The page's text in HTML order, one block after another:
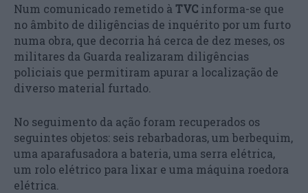
Num comunicado remetido à TVC informa-se que
no âmbito de diligências de inquérito por um furto
numa obra, que decorria há cerca de dez meses, os
militares da Guarda realizaram diligências
policiais que permitiram apurar a localização de
diverso material furtado.
No seguimento da ação foram recuperados os
seguintes objetos: seis rebarbadoras, um berbequim,
uma aparafusadora a bateria, uma serra elétrica,
um rolo elétrico para lixar e uma máquina roedora
elétrica.